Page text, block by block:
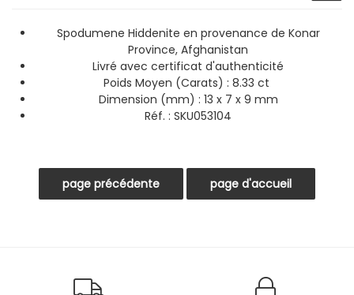
Spodumene Hiddenite en provenance de Konar
Province, Afghanistan
Livré avec certificat d'authenticité
Poids Moyen (Carats) : 8.33 ct
Dimension (mm) : 13 x 7 x 9 mm
Réf. : SKU053104